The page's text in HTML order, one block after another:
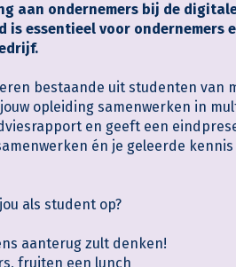
aan ondernemers bij de
is essentieel voor ondernemers
bestaande uit studenten van
opleiding samenwerken in
en geeft een
én je geleerde
als student op?
aanterug zult denken!
fruiten een lunch